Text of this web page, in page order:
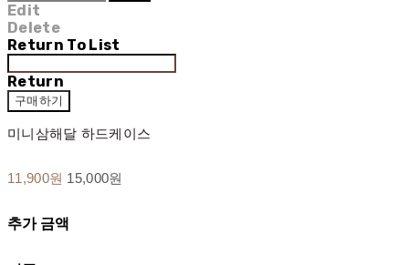
Edit
Delete
Return To List
Return
구매하기
미니삼해달 하드케이스
11,900원 15,000원
추가 금액